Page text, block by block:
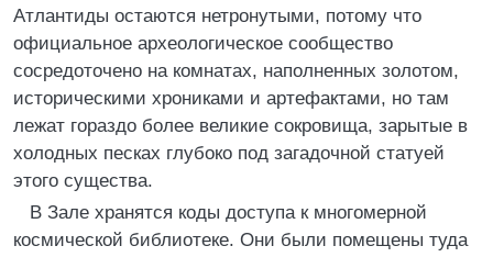
Атлантиды остаются нетронутыми, потому что
официальное археологическое сообщество
сосредоточено на комнатах, наполненных золотом,
историческими хрониками и артефактами, но там
лежат гораздо более великие сокровища, зарытые в
холодных песках глубоко под загадочной статуей
этого существа.
В Зале хранятся коды доступа к многомерной
космической библиотеке. Они были помещены туда